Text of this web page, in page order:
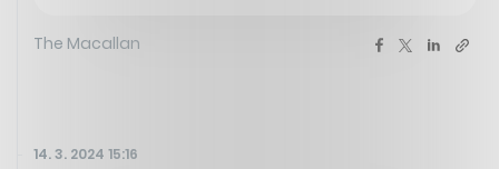
The Macallan
14. 3. 2024 15:16